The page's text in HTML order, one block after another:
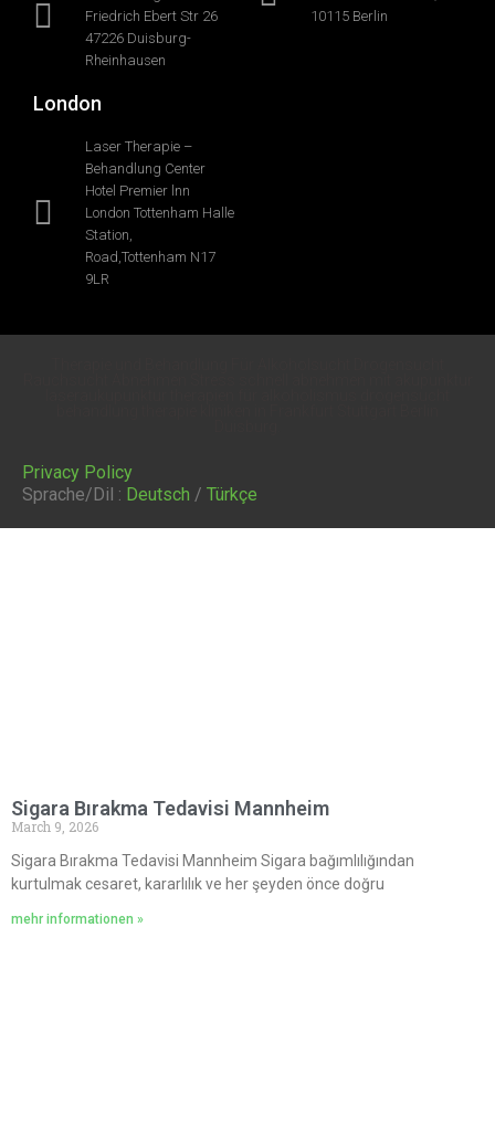
Friedrich Ebert Str 26
47226 Duisburg-
Rheinhausen
10115 Berlin
London
Laser Therapie –
Behandlung Center
Hotel Premier lnn
London Tottenham Halle
Station,
Road,Tottenham N17
9LR
Privacy Policy
Sprache/Dil : Deutsch / Türkçe
Sigara Bırakma Tedavisi Mannheim
March 9, 2026
Sigara Bırakma Tedavisi Mannheim Sigara bağımlılığından
kurtulmak cesaret, kararlılık ve her şeyden önce doğru
mehr informationen »